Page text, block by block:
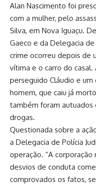
Alan Nascimento foi
com a mulher, pelo
Silva, em Nova Iguaçu.
Gaeco e da Delegacia de
crime ocorreu depois de
vítima e o carro do casal.
perseguido Cláudio e
homem, que caiu já
também foram
drogas.
Questionada sobre a
a Delegacia de Polícia
operação. “A
desvios de conduta
comprovados os fatos,